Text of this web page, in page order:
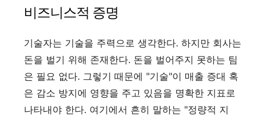
비즈니스적 증명
기술자는 기술을 주력으로 생각한다. 하지만 회사는
돈을 벌기 위해 존재한다. 돈을 벌어주지 못하는 팀
은 필요 없다. 그렇기 때문에 "기술"이 매출 증대 혹
은 감소 방지에 영향을 주고 있음을 명확한 지표로
나타내야 한다. 여기에서 흔히 말하는 "정량적 지